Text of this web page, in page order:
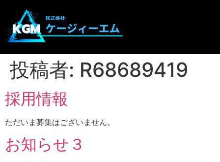
投稿者: R68689419
採用情報
ただいま募集はございません。
お知らせ３